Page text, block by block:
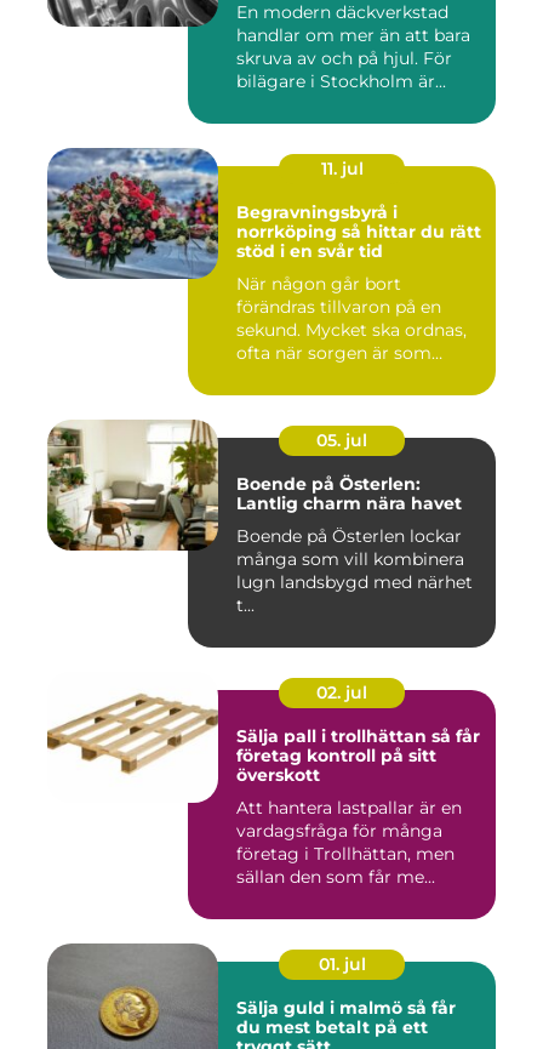
En modern däckverkstad
handlar om mer än att bara
skruva av och på hjul. För
bilägare i Stockholm är...
11. jul
Begravningsbyrå i
norrköping så hittar du rätt
stöd i en svår tid
När någon går bort
förändras tillvaron på en
sekund. Mycket ska ordnas,
ofta när sorgen är som
05. jul
Boende på Österlen:
Lantlig charm nära havet
Boende på Österlen lockar
många som vill kombinera
lugn landsbygd med närhet
t...
02. jul
Sälja pall i trollhättan så får
företag kontroll på sitt
överskott
Att hantera lastpallar är en
vardagsfråga för många
företag i Trollhättan, men
sällan den som får me...
01. jul
Sälja guld i malmö så får
du mest betalt på ett